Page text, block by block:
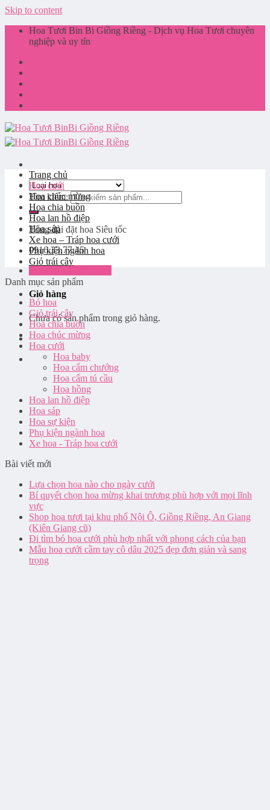
Skip to content
Hoa Tươi Bin Bi Giồng Riềng - Dịch vụ Hoa Tươi chuyên
nghiệp và uy tín
Tìm kiếm:
Tổng đài đặt hoa Siêu tốc
0916.33.77.45
Giỏ hàng
Chưa có sản phẩm trong giỏ hàng.
Trang chủ
Hoa cưới
Hoa chúc mừng
Hoa chia buồn
Hoa lan hồ điệp
Hoa sáp
Xe hoa – Tráp hoa cưới
Phụ kiện ngành hoa
Giỏ trái cây
Danh mục sản phẩm
Bó hoa
Giỏ trái cây
Hoa chia buồn
Hoa chúc mừng
Hoa cưới
Hoa baby
Hoa cẩm chướng
Hoa cẩm tú cầu
Hoa hồng
Hoa lan hồ điệp
Hoa sáp
Hoa sự kiện
Phụ kiện ngành hoa
Xe hoa - Tráp hoa cưới
Bài viết mới
Lựa chọn hoa nào cho ngày cưới
Bí quyết chọn hoa mừng khai trương phù hợp với mọi lĩnh
vực
Shop hoa tươi tại khu phố Nội Ô, Giồng Riềng, An Giang
(Kiên Giang cũ)
Đi tìm bó hoa cưới phù hợp nhất với phong cách của bạn
Mẫu hoa cưới cầm tay cô dâu 2025 đẹp đơn giản và sang
trọng